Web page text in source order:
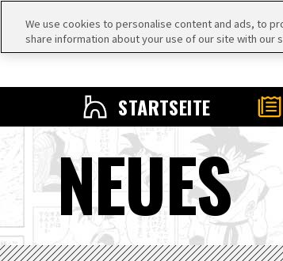
STARTSEITE
NEUES
We use cookies to personalise content and ads, to
share information about your use of our site with our